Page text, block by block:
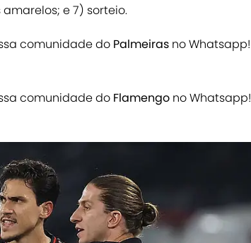
e 7) sorteio.
comunidade do Palmeiras no Whatsapp!
comunidade do Flamengo no Whatsapp!